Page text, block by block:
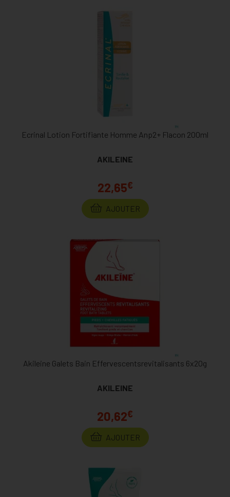
Ecrinal Lotion Fortifiante Homme Anp2+ Flacon 200ml
AKILEINE
22,65€
AJOUTER
Akileine Galets Bain Effervescentsrevitalisants 6x20g
AKILEINE
20,62€
AJOUTER